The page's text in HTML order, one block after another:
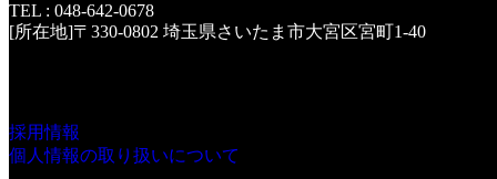
TEL : 048-642-0678
[所在地]〒330-0802 埼玉県さいたま市大宮区宮町1-40
採用情報
個人情報の取り扱いについて